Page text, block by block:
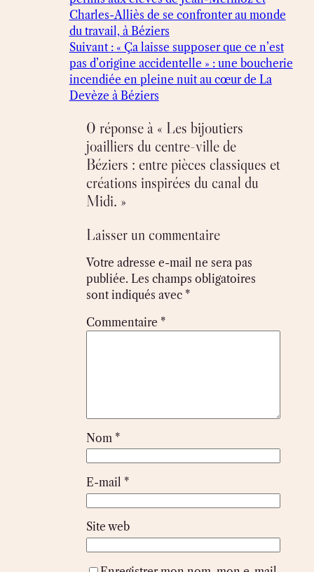
Charles-Alliès de se confronter au monde
du travail, à Béziers
Suivant : « Ça laisse supposer que ce n’est
pas d’origine accidentelle » : une boucherie
incendiée en pleine nuit au cœur de La
Devèze à Béziers
0 réponse à « Les bijoutiers
joailliers du centre-ville de
Béziers : entre pièces classiques et
créations inspirées du canal du
Midi. »
Laisser un commentaire
Votre adresse e-mail ne sera pas
publiée. Les champs obligatoires
sont indiqués avec *
Commentaire *
Nom *
E-mail *
Site web